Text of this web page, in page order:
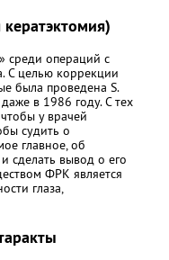
среди операций с
С целью коррекции
была проведена S.
в 1986 году. С тех
у врачей
судить о
главное, об
сделать вывод о его
ФРК является
глаза,